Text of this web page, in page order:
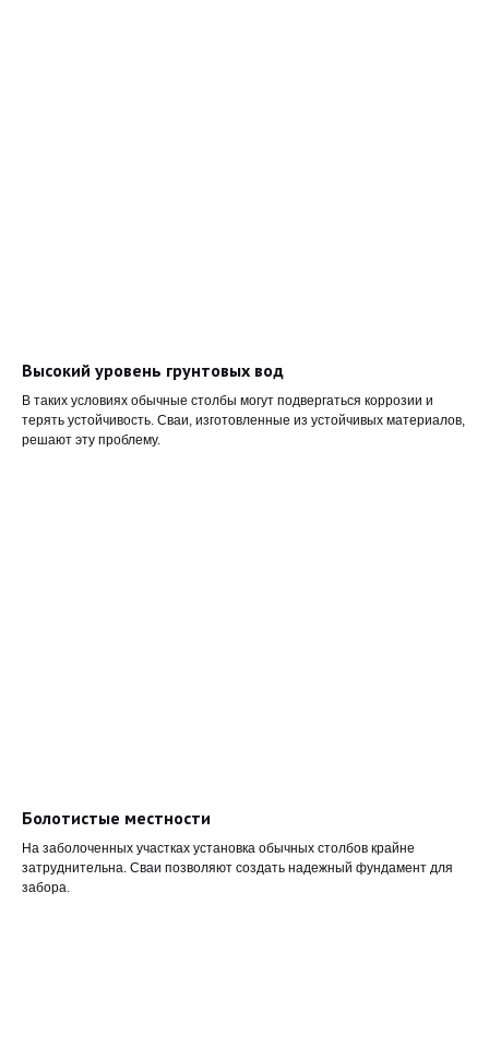
Высокий уровень грунтовых вод
В таких условиях обычные столбы могут подвергаться коррозии и
терять устойчивость. Сваи, изготовленные из устойчивых материалов,
решают эту проблему.
Болотистые местности
На заболоченных участках установка обычных столбов крайне
затруднительна. Сваи позволяют создать надежный фундамент для
забора.